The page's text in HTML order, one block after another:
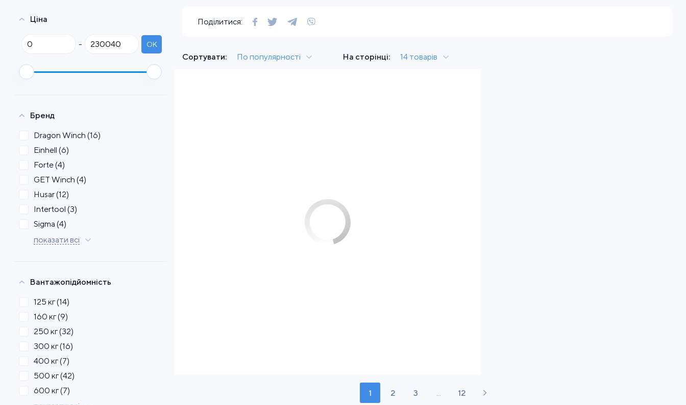
Ціна
- OK
Бренд
Dragon Winch (16)
Einhell (6)
Forte(4)
GET Winch (4)
Husar(12)
Intertool (3)
Sigma (4)
показати всі
Вантажопідйомність
125 кг(14)
160 кг(9)
250 кг(32)
300 кг(16)
400 кг(7)
500 кг(42)
600 кг(7)
Поділитися:
Сортувати: По популярності На сторінці: 14 товарів
1 2 3 12